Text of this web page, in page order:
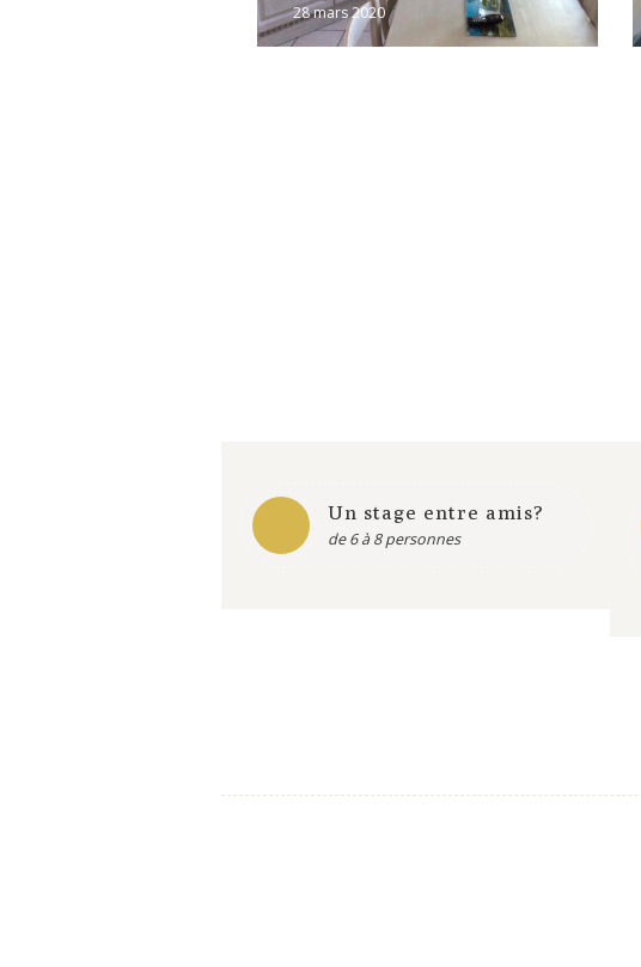
28 mars 2020
Un stage entre amis?
de 6 à 8 personnes